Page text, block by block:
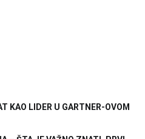
KAO LIDER U GARTNER-OVOM